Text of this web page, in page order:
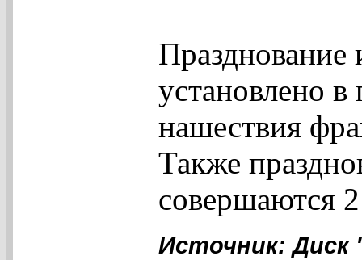
Празднование
установлено в
нашествия
Также
совершаются
Источник: Диск